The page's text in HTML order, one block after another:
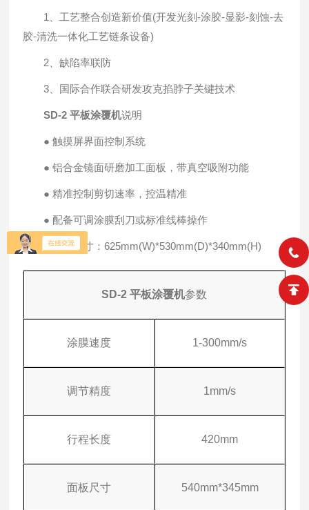
1、工艺整合创造新价值(开发光刻-涂胶-显影-刻蚀-去
胶-清洗一体化工艺链条设备)
2、缺陷率联防
3、国际合作联合研发攻克掐脖子关键技术
SD-2 平板涂覆机说明
● 触摸屏界面控制系统
● 铝合金镜面研磨加工面板，带真空吸附功能
● 精准控制剪切速率，控温精准
● 配备可调涂膜刮刀或标准线棒操作
● 外形尺寸：625mm(W)*530mm(D)*340mm(H)
SD-2平板涂覆机参数
涂膜速度 1-300mm/s
调节精度 1mm/s
行程长度 420mm
面板尺寸 540mm*345mm